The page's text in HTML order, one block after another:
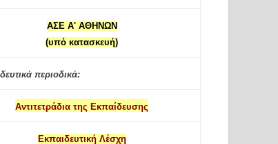
ΑΣΕ Α' ΑΘΗΝΩΝ
(υπό κατασκευή)
περιοδικά:
Αντιτετράδια της Εκπαίδευσης
Εκπαιδευτική Λέσχη